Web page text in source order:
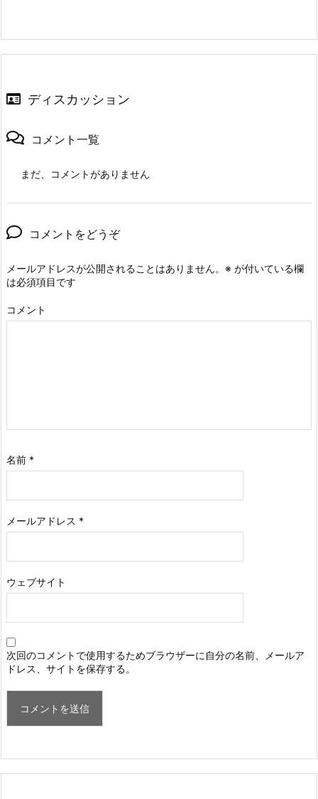
ディスカッション
コメント一覧
まだ、コメントがありません
コメントをどうぞ
メールアドレスが公開されることはありません。 ※ が付いている欄
は必須項目です
コメント
名前 *
メールアドレス *
ウェブサイト
次回のコメントで使用するためブラウザーに自分の名前、メールア
ドレス、サイトを保存する。